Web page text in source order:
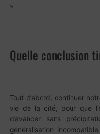
»
Quelle conclusion
Tout d’abord, continuer
vie de la cité, pour que
d’avancer sans
généralisation